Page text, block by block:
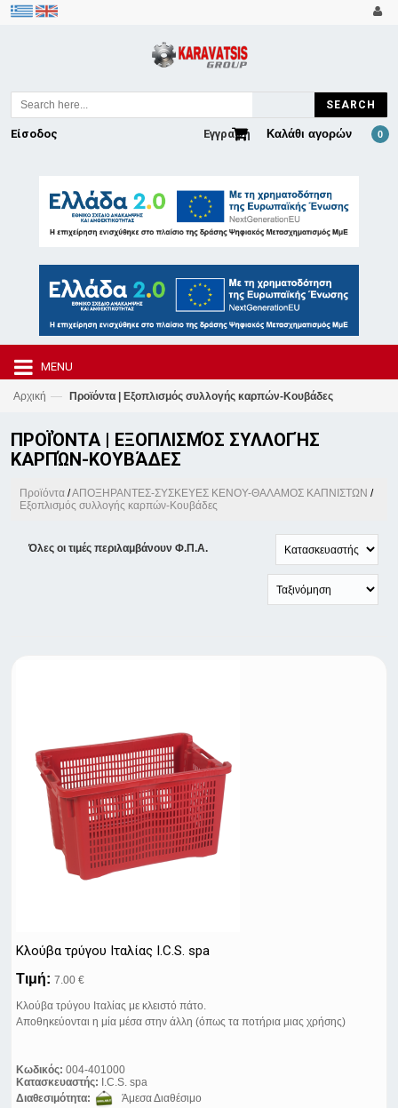
SEARCH
Καλάθι αγορών 0
Εγγραφή
Είσοδος
MENU
Αρχική — Προϊόντα | Εξοπλισμός συλλογής καρπών-Κουβάδες
ΠΡΟΪΌΝΤΑ | ΕΞΟΠΛΙΣΜΌΣ ΣΥΛΛΟΓΉΣ
ΚΑΡΠΏΝ-ΚΟΥΒΆΔΕΣ
Προϊόντα /ΑΠΟΞΗΡΑΝΤΕΣ-ΣΥΣΚΕΥΕΣ ΚΕΝΟΥ-ΘΑΛΑΜΟΣ ΚΑΠΝΙΣΤΩΝ /
Εξοπλισμός συλλογής καρπών-Κουβάδες
Όλες οι τιμές περιλαμβάνουν Φ.Π.Α.
Κλούβα τρύγου Ιταλίας I.C.S. spa
Τιμή: 7.00 €
Κλούβα τρύγου Ιταλίας με κλειστό πάτο.
Αποθηκεύονται η μία μέσα στην άλλη (όπως τα ποτήρια μιας χρήσης)
Κωδικός: 004-401000
Κατασκευαστής: I.C.S. spa
Διαθεσιμότητα:
Άμεσα Διαθέσιμο